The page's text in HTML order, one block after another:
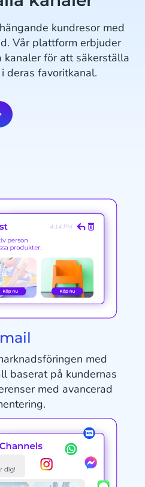
kundresor med
Vår plattform erbjuder
kanaler för att säkerställa
deras favoritkanal.
med
baserat på kundernas
med avancerad